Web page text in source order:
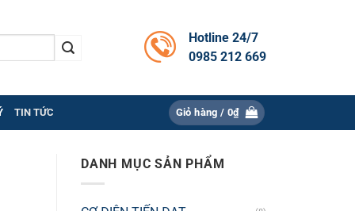
Hotline 24/7
0985 212 669
TIN TỨC Giỏ hàng / 0₫
DANH MỤC SẢN PHẨM